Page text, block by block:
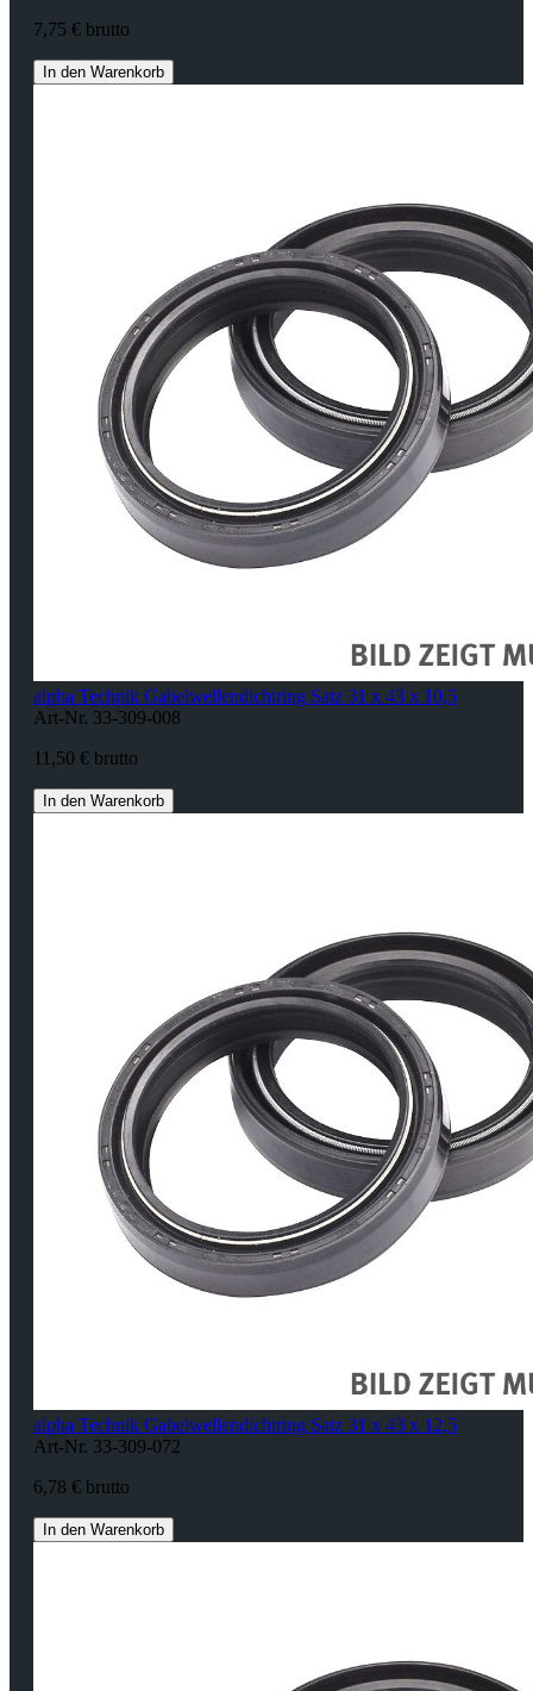
7,75 € brutto
In den Warenkorb
alpha Technik Gabelwellendichtring Satz 31 x 43 x 10,5
Art-Nr. 33-309-008
11,50 € brutto
In den Warenkorb
alpha Technik Gabelwellendichtring Satz 31 x 43 x 12,5
Art-Nr. 33-309-072
6,78 € brutto
In den Warenkorb